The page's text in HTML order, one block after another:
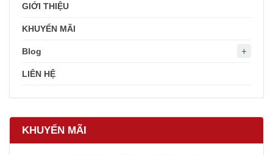
GIỚI THIỆU
KHUYẾN MÃI
Blog
LIÊN HỆ
KHUYẾN MÃI